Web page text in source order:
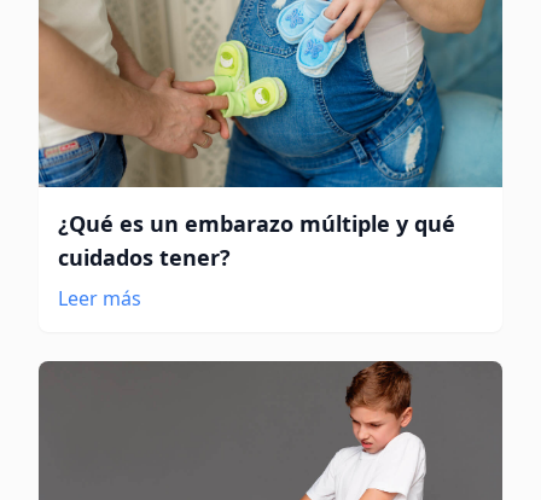
¿Qué es un embarazo múltiple y qué
cuidados tener?
Leer más